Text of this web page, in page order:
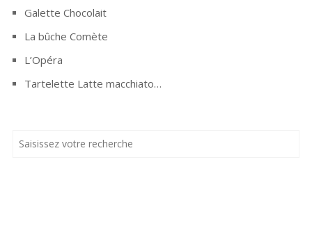
Galette Chocolait
La bûche Comète
L’Opéra
Tartelette Latte macchiato…